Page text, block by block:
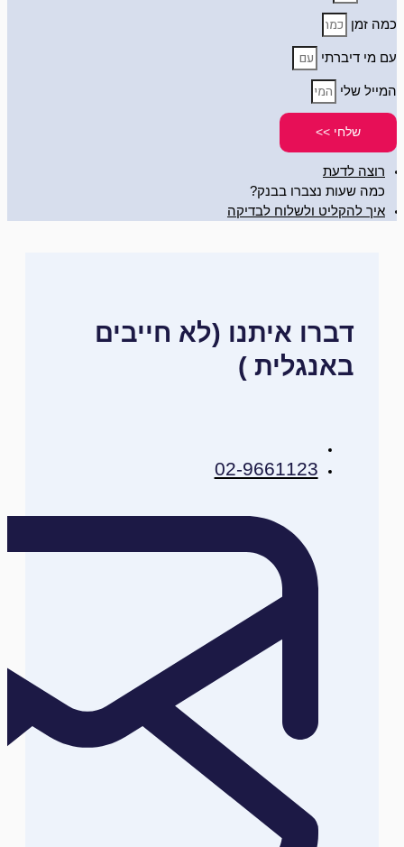
כמה זמן
עם מי דיברתי
המייל שלי
שלחי >>
רוצה לדעת
כמה שעות נצברו בבנק?
איך להקליט ולשלוח לבדיקה
דברו איתנו (לא חייבים
באנגלית )
02-9661123